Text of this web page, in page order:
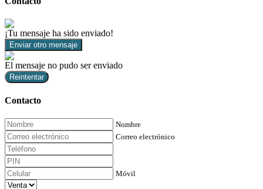
¡Tu mensaje ha sido enviado!
Enviar otro mensaje
El mensaje no pudo ser enviado
Reintentar
Contacto
Nombre
Correo electrónico
Móvil